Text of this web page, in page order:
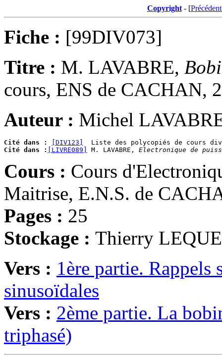
Copyright- [
Fiche : [99DIV073]
Titre : M. LAVABRE,
cours, ENS de CACHAN,
Auteur : Michel
Cité dans :
[DIV123]
Cité dans :
[LIVRE089] M. LAVABRE, Electronique de
Cours : Cours
Maitrise, E.N.S. de
Pages : 25
Stockage : Thierry
Vers : 1ère partie. Rappels
sinusoïdales
Vers : 2ème partie. La
triphasé)